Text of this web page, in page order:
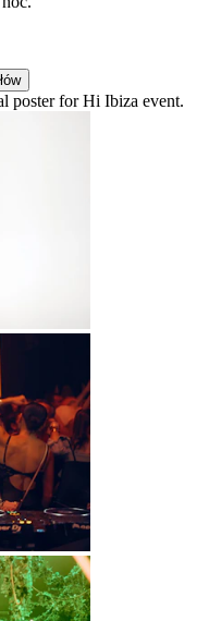
poster for Hi Ibiza event.